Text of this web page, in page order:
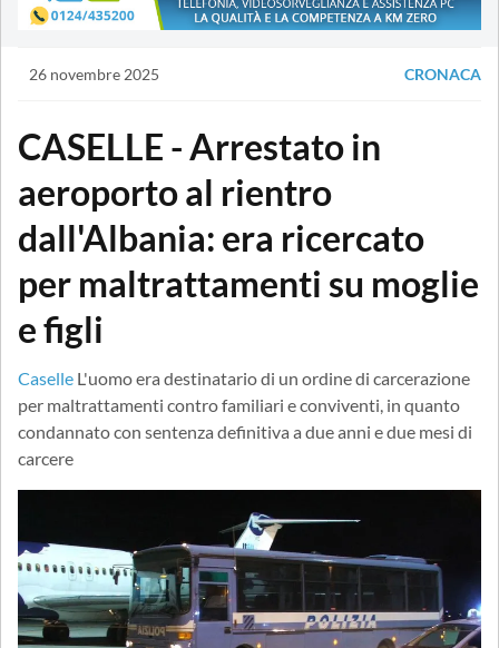
26 novembre 2025 CRONACA
CASELLE - Arrestato in
aeroporto al rientro
dall'Albania: era ricercato
per maltrattamenti su moglie
e figli
Caselle L'uomo era destinatario di un ordine di carcerazione
per maltrattamenti contro familiari e conviventi, in quanto
condannato con sentenza definitiva a due anni e due mesi di
carcere